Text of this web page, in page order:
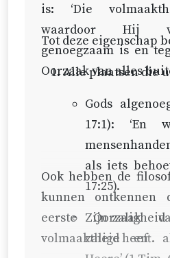
is: ‘Die
waardoor Hij
genoegzaam is en
Oorzaak van alles
Tot deze eigenschap
Alle plaatsen die
Gods
17:1): ‘En
als iets
17:25).
Zijn zaligheid
zalige en
Ook hebben de
kunnen ontkennen
eerste Oorzaak
volmaaktheid heeft.